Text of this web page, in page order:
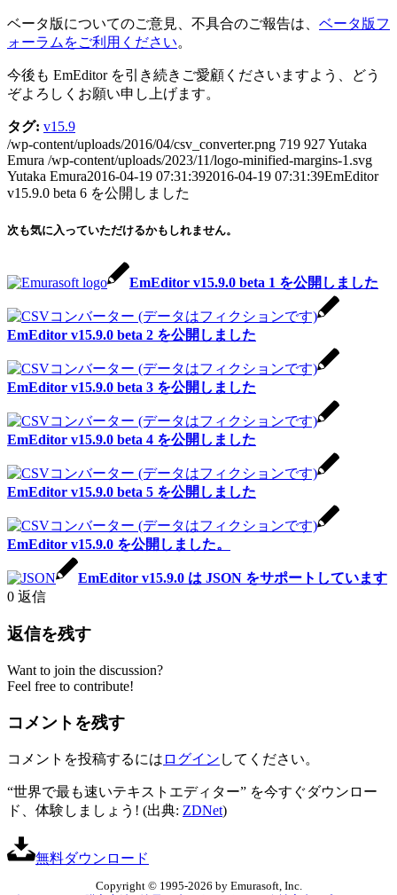
ベータ版についてのご意見、不具合のご報告は、 ベータ版フ
ォーラムをご利用ください。
今後も EmEditor を引き続きご愛顧くださいますよう、どう
ぞよろしくお願い申し上げます。
タグ: v15.9
/wp-content/uploads/2016/04/csv_converter.png 719 927Yutaka
Emura /wp-content/uploads/2023/11/logo-minified-margins-1.svg
Yutaka Emura2016-04-19 07:31:392016-04-19 07:31:39EmEditor
v15.9.0 beta 6 を公開しました
次も気に入っていただけるかもしれません。
EmEditor v15.9.0 beta 1 を公開しました
EmEditor v15.9.0 beta 2 を公開しました
EmEditor v15.9.0 beta 3 を公開しました
EmEditor v15.9.0 beta 4 を公開しました
EmEditor v15.9.0 beta 5 を公開しました
EmEditor v15.9.0 を公開しました。
EmEditor v15.9.0 は JSON をサポートしています
0 返信
返信を残す
Want to join the discussion?
Feel free to contribute!
コメントを残す
コメントを投稿するには ログイン してください。
“世界で最も速いテキストエディター” を今すぐダウンロー
ド、体験しましょう! (出典: ZDNet)
無料ダウンロード
Copyright © 1995-2026 by Emurasoft, Inc.